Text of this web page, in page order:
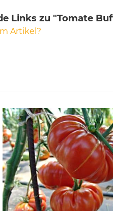
Links zu "Tomate
Artikel?